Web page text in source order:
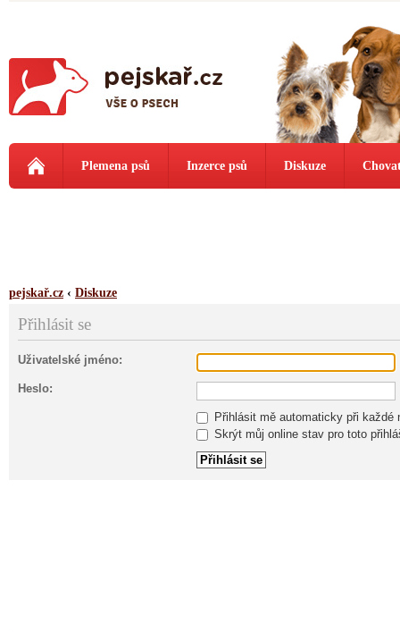
Plemena psů Inzerce psů Diskuze
pejskař.cz ‹ Diskuze
Přihlásit se
Uživatelské jméno:
Heslo:
Přihlásit mě automaticky při každé
Skrýt můj online stav pro toto